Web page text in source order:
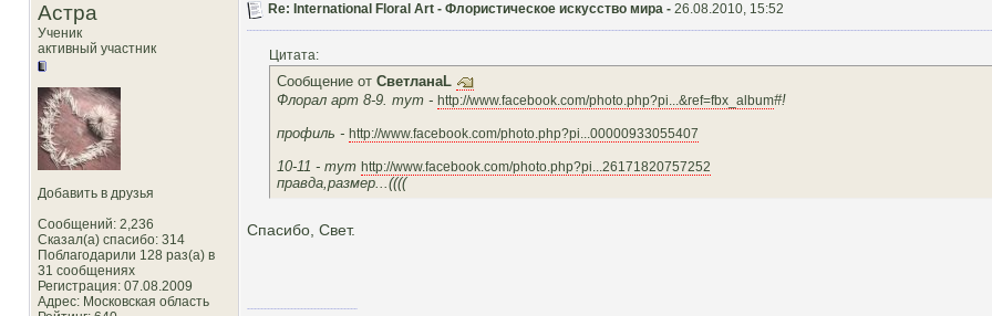
Астра
Ученик
активный участник
Добавить в друзья
Сообщений: 2,236
Сказал(а) спасибо: 314
Поблагодарили 128 раз(а) в
31 сообщениях
Регистрация: 07.08.2009
Адрес: Московская область
Re: International Floral Art - Флористическое искусство мира - 26.08.2010, 15:52
Цитата:
Сообщение от СветланаL
Флорал арт 8-9. тут - http://www.facebook.com/photo.php?pi...&ref=fbx_album#!
профиль - http://www.facebook.com/photo.php?pi...00000933055407
10-11 - тут http://www.facebook.com/photo.php?pi...26171820757252
правда,размер...((((
Спасибо, Свет.